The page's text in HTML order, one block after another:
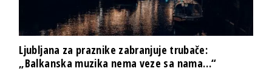
Ljubljana za praznike zabranjuje trubače:
„Balkanska muzika nema veze sa nama…“